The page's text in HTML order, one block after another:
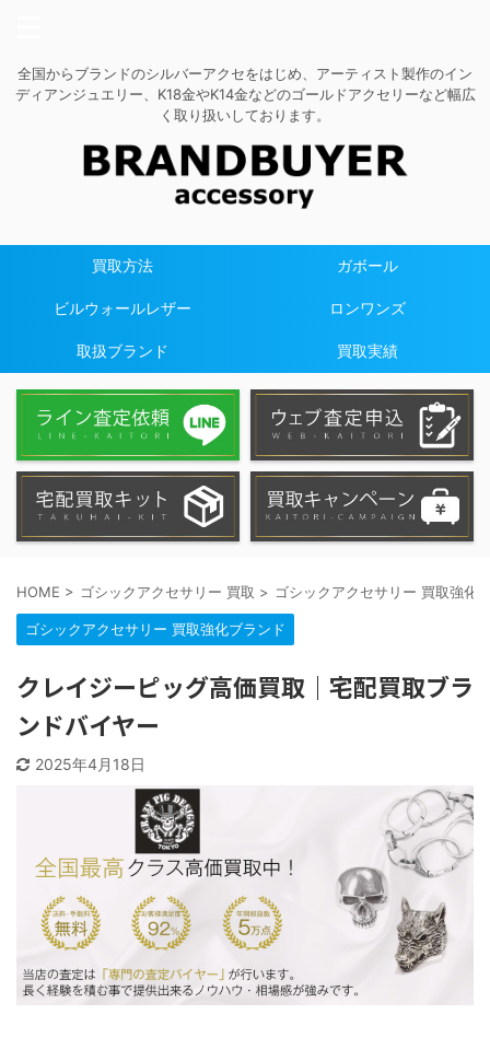
全国からブランドのシルバーアクセをはじめ、アーティスト製作のイン
ディアンジュエリー、K18金やK14金などのゴールドアクセリーなど幅広
く取り扱いしております。
買取方法 ガボール
ビルウォールレザー ロンワンズ
取扱ブランド 買取実績
HOME > ゴシックアクセサリー 買取 > ゴシックアクセサリー 買取強化
ゴシックアクセサリー 買取強化ブランド
クレイジーピッグ高価買取｜宅配買取ブラ
ンドバイヤー
2025年4月18日